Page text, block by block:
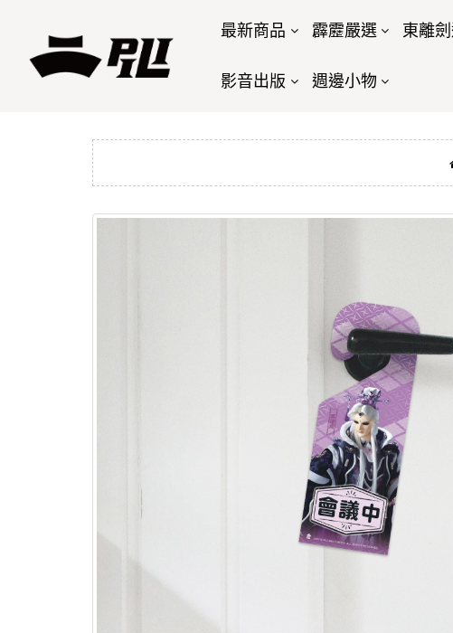
最新商品 霹靂嚴選 東離
影音出版 週邊小物